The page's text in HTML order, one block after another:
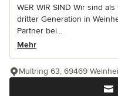
WER WIR SIND Wir sind
dritter Generation in
Partner bei...
Mehr
Multring 63, 69469